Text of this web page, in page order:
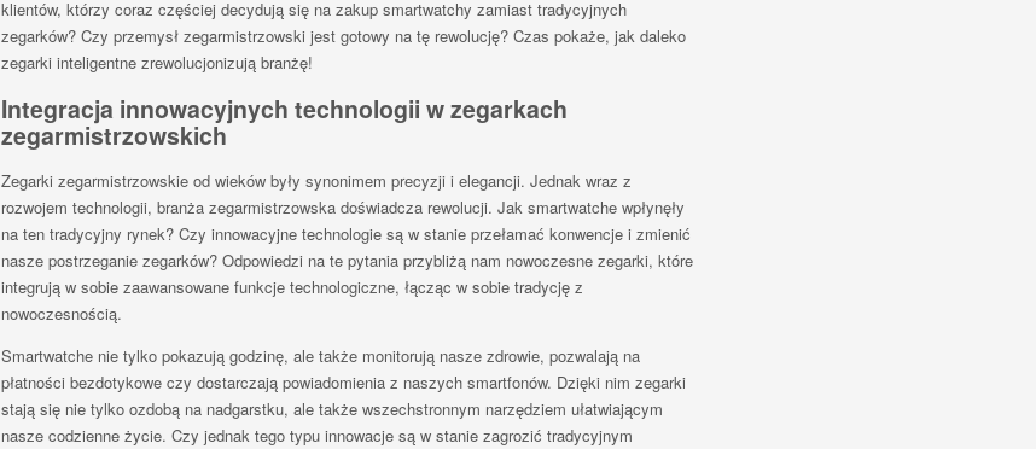
klientów, którzy coraz częściej decydują się na zakup smartwatchy zamiast tradycyjnych
zegarków? Czy przemysł zegarmistrzowski jest gotowy na tę rewolucję? Czas pokaże, jak daleko
zegarki inteligentne zrewolucjonizują branżę!
Integracja innowacyjnych technologii w zegarkach
zegarmistrzowskich
Zegarki zegarmistrzowskie od wieków były synonimem precyzji i elegancji. Jednak wraz z
rozwojem technologii, branża zegarmistrzowska doświadcza rewolucji. Jak smartwatche wpłynęły
na ten tradycyjny rynek? Czy innowacyjne technologie są w stanie przełamać konwencje i zmienić
nasze postrzeganie zegarków? Odpowiedzi na te pytania przybliżą nam nowoczesne zegarki, które
integrują w sobie zaawansowane funkcje technologiczne, łącząc w sobie tradycję z
nowoczesnością.
Smartwatche nie tylko pokazują godzinę, ale także monitorują nasze zdrowie, pozwalają na
płatności bezdotykowe czy dostarczają powiadomienia z naszych smartfonów. Dzięki nim zegarki
stają się nie tylko ozdobą na nadgarstku, ale także wszechstronnym narzędziem ułatwiającym
nasze codzienne życie. Czy jednak tego typu innowacje są w stanie zagrozić tradycyjnym